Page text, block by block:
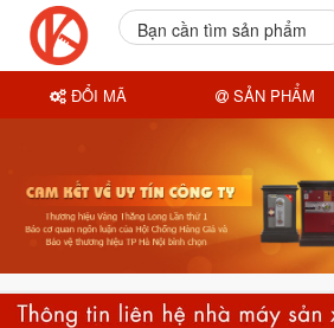
Bạn cần tìm sản phẩm
ĐỔI MÃ SẢN PHẨM